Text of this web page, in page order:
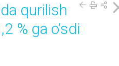
qurilish
% ga o‘sdi